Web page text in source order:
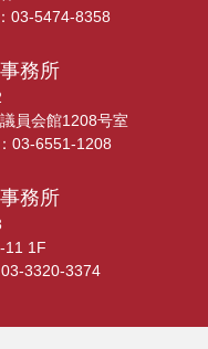
03-5474-8358
務所
員会館1208号室
03-6551-1208
務所
11 1F
3320-3374